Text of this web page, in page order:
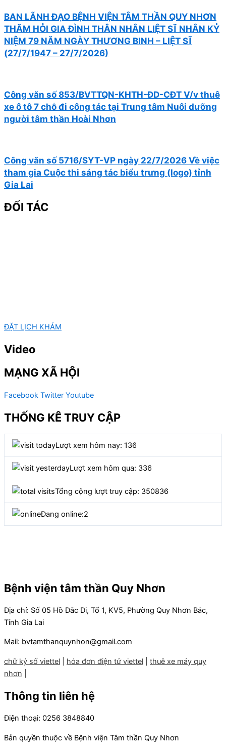
BAN LÃNH ĐẠO BỆNH VIỆN TÂM THẦN QUY NHƠN
THĂM HỎI GIA ĐÌNH THÂN NHÂN LIỆT SĨ NHÂN KỶ
NIỆM 79 NĂM NGÀY THƯƠNG BINH – LIỆT SĨ
(27/7/1947 – 27/7/2026)
Công văn số 853/BVTTQN-KHTH-ĐD-CĐT V/v thuê
xe ô tô 7 chỗ đi công tác tại Trung tâm Nuôi dưỡng
người tâm thần Hoài Nhơn
Công văn số 5716/SYT-VP ngày 22/7/2026 Về việc
tham gia Cuộc thi sáng tác biểu trưng (logo) tỉnh
Gia Lai
ĐỐI TÁC
ĐẶT LỊCH KHÁM
Video
MẠNG XÃ HỘI
Facebook Twitter Youtube
THỐNG KÊ TRUY CẬP
Lượt xem hôm nay: 136
Lượt xem hôm qua: 336
Tổng cộng lượt truy cập: 350836
Đang online:2
Bệnh viện tâm thần Quy Nhơn
Địa chỉ: Số 05 Hồ Đắc Di, Tổ 1, KV5, Phường Quy Nhơn Bắc,
Tỉnh Gia Lai
Mail: bvtamthanquynhon@gmail.com
chữ ký số viettel hóa đơn điện tử viettel
thuê xe máy quy
nhơn
Thông tin liên hệ
Điện thoại: 0256 3848840
Bản quyền thuộc về Bệnh viện Tâm thần Quy Nhơn